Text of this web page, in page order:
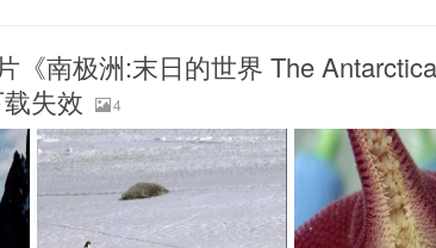
《南极洲:末日的世界 The
失效
4